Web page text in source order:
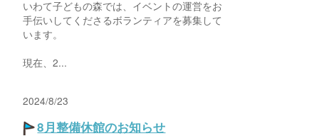
いわて子どもの森では、イベントの運営をお
手伝いしてくださるボランティアを募集して
います。
現在、2...
2024/8/23
8月整備休館のお知らせ